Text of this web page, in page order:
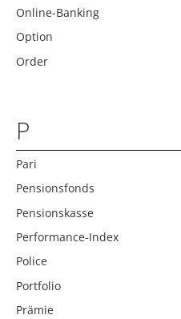
Online-Banking
Option
Order
P
Pari
Pensionsfonds
Pensionskasse
Performance-Index
Police
Portfolio
Prämie